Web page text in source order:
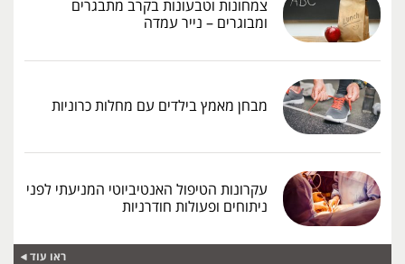
צמחונות וטבעונות בקרב מתבגרים
ומבוגרים – נייר עמדה
מבחן מאמץ בילדים עם מחלות כרוניות
עקרונות הטיפול האנטיביוטי המניעתי לפני
ניתוחים ופעולות חודרניות
ראו עוד